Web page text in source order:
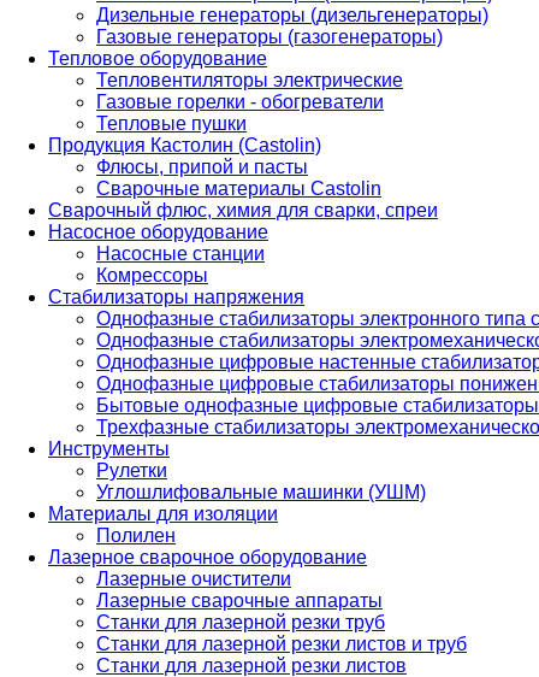
Дизельные генераторы (дизельгенераторы)
Газовые генераторы (газогенераторы)
Тепловое оборудование
Тепловентиляторы электрические
Газовые горелки - обогреватели
Тепловые пушки
Продукция Кастолин (Castolin)
Флюсы, припой и пасты
Сварочные материалы Castolin
Сварочный флюс, химия для сварки, спреи
Насосное оборудование
Насосные станции
Комрессоры
Стабилизаторы напряжения
Однофазные стабилизаторы электронного
Однофазные стабилизаторы
Однофазные цифровые настенные
Однофазные цифровые стабилизаторы
Бытовые однофазные цифровые стабилизаторы
Трехфазные стабилизаторы
Инструменты
Рулетки
Углошлифовальные машинки (УШМ)
Материалы для изоляции
Полилен
Лазерное сварочное оборудование
Лазерные очистители
Лазерные сварочные аппараты
Станки для лазерной резки труб
Станки для лазерной резки листов и труб
Станки для лазерной резки листов